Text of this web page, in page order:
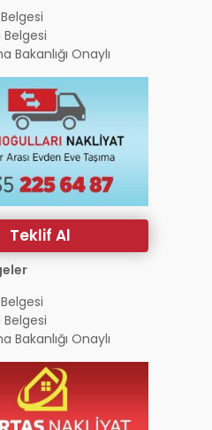
Belgesi
Bakanlığı Onaylı
Teklif Al
Belgesi
Bakanlığı Onaylı